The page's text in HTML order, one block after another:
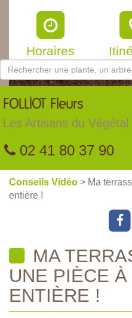
Horaires
FOLLIOT Fleurs
Les Artisans du Végétal
02 41 80 37 90
Conseils Vidéo > Ma
entière !
MA
UNE PIÈCE À
ENTIÈRE !